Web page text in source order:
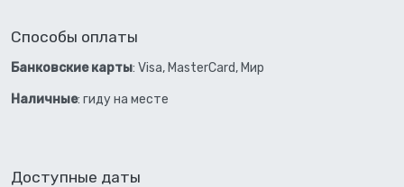
Способы оплаты
Банковские карты: Visa, MasterCard, Мир
Наличные: гиду на месте
Доступные даты